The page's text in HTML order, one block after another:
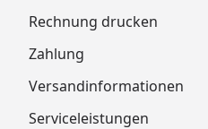
Rechnung drucken
Zahlung
Versandinformationen
Serviceleistungen